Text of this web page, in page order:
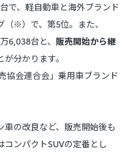
で、軽自動車と海外ブランド
※）で、第5位。また、
6,038台と、 販売開始から継
が分かります。
協会連合会」乗用車ブランド
の改良など、販売開始後も
ンパクトSUVの定番とし